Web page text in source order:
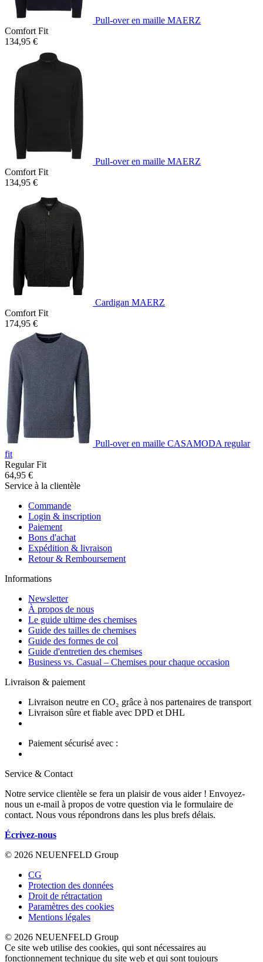
Pull-over en maille MAERZ
Comfort Fit
134,95 €
Pull-over en maille MAERZ
Comfort Fit
134,95 €
Cardigan MAERZ
Comfort Fit
174,95 €
Pull-over en maille CASAMODA regular
fit
Regular Fit
64,95 €
Service à la clientèle
Commande
Login & inscription
Paiement
Bons d'achat
Expédition & livraison
Retour & Remboursement
Informations
Newsletter
À propos de nous
Le guide ultime des chemises
Guide des tailles de chemises
Guide des formes de col
Guide d'entretien des chemises
Business vs. Casual – Chemises pour chaque occasion
Livraison & paiement
Livraison neutre en CO₂ grâce à nos partenaires de transport
Livraison sûre et fiable avec DPD et DHL
Paiement sécurisé avec :
Service & Contact
Notre service clientèle se fera un plaisir de vous aider ! Envoyez-
nous un e-mail à propos de votre question via le formulaire de
contact. Nous vous répondrons dans les plus brefs délais.
Écrivez-nous
© 2026 NEUENFELD Group
CG
Protection des données
Droit de rétractation
Paramètres des cookies
Mentions légales
© 2026 NEUENFELD Group
Ce site web utilise des cookies, qui sont nécessaires au
fonctionnement technique du site web et qui sont toujours